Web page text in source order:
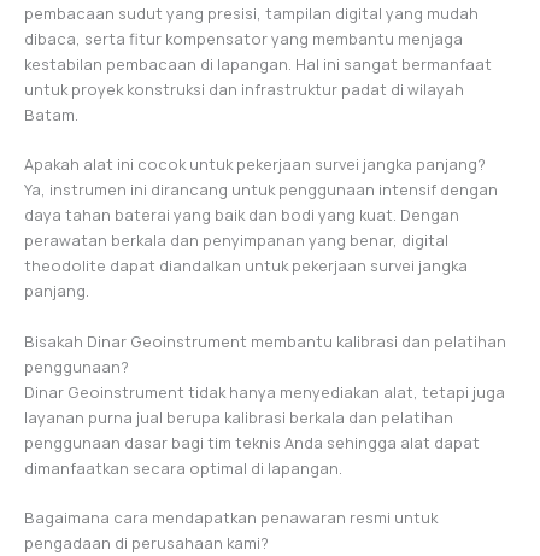
pembacaan sudut yang presisi, tampilan digital yang mudah
dibaca, serta fitur kompensator yang membantu menjaga
kestabilan pembacaan di lapangan. Hal ini sangat bermanfaat
untuk proyek konstruksi dan infrastruktur padat di wilayah
Batam.
Apakah alat ini cocok untuk pekerjaan survei jangka panjang?
Ya, instrumen ini dirancang untuk penggunaan intensif dengan
daya tahan baterai yang baik dan bodi yang kuat. Dengan
perawatan berkala dan penyimpanan yang benar, digital
theodolite dapat diandalkan untuk pekerjaan survei jangka
panjang.
Bisakah Dinar Geoinstrument membantu kalibrasi dan pelatihan
penggunaan?
Dinar Geoinstrument tidak hanya menyediakan alat, tetapi juga
layanan purna jual berupa kalibrasi berkala dan pelatihan
penggunaan dasar bagi tim teknis Anda sehingga alat dapat
dimanfaatkan secara optimal di lapangan.
Bagaimana cara mendapatkan penawaran resmi untuk
pengadaan di perusahaan kami?